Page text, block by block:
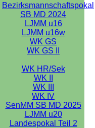
Bezirksmannschaftspokal
SB MD 2024
LJMM u16
LJMM u16w
WK GS
WK GS II
WK HR/Sek
WK II
WK III
WK IV
SenMM SB MD 2025
LJMM u20
Landespokal Teil 2